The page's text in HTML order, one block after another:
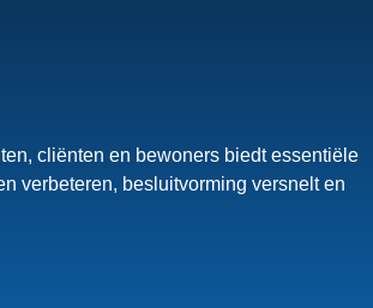
cliënten en bewoners biedt essentiële
verbeteren, besluitvorming versnelt en